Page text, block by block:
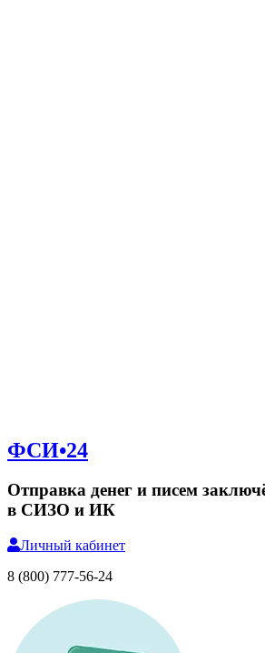
ФСИ•24
Отправка денег и писем
в СИЗО и ИК
Личный кабинет
8 (800) 777-56-24